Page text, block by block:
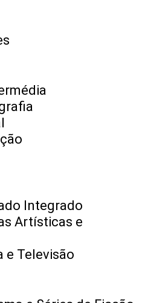
Integrado
Artísticas e
e Televisão